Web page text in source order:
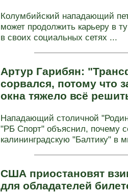
Колумбийский нападающий
может продолжить карьеру в
в своих социальных сетях ...
Артур Гарибян:
сорвался, потому что
окна тяжело всё
Нападающий столичной
"РБ Спорт" объяснил, почему
калининградскую "Балтику" в
США приостановят
для обладателей